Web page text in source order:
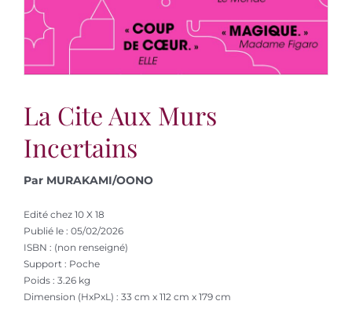
La Cite Aux Murs
Incertains
Par MURAKAMI/OONO
Edité chez 10 X 18
Publié le : 05/02/2026
ISBN : (non renseigné)
Support : Poche
Poids : 3.26 kg
Dimension (HxPxL) : 33 cm x 112 cm x 179 cm